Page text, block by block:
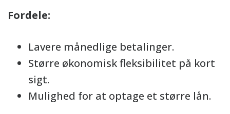
Fordele:
Lavere månedlige betalinger.
Større økonomisk fleksibilitet på kort
sigt.
Mulighed for at optage et større lån.